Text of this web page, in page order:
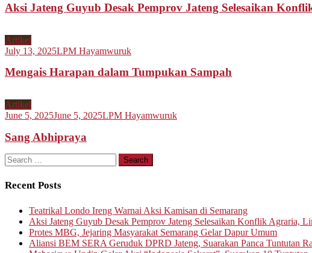
Aksi Jateng Guyub Desak Pemprov Jateng Selesaikan
Artikel
July 13, 2025LPM Hayamwuruk
Mengais Harapan dalam Tumpukan Sampah
Artikel
June 5, 2025June 5, 2025LPM Hayamwuruk
Sang Abhipraya
Search
for:
Recent Posts
Teatrikal Londo Ireng Warnai Aksi Kamisan di Semarang
Aksi Jateng Guyub Desak Pemprov Jateng Selesaikan Konflik Agraria,
Protes MBG, Jejaring Masyarakat Semarang Gelar Dapur Umum
Aliansi BEM SERA Geruduk DPRD Jateng, Suarakan Panca Tuntutan